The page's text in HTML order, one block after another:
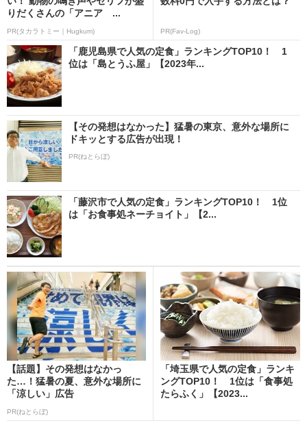
りだくさんの「アニア ...
PR(タカラトミー｜Hugkum) PR(Fav-Log)
「鹿児島県で人気の定食」ランキングTOP10！ 1
位は「島とうふ屋」【2023年...
【その発想はなかった】猛暑の東京、意外な場所に
ドキッとする広告が出現！
PR(ねとらぼ)
「藤沢市で人気の定食」ランキングTOP10！ 1位
は「お食事処ネーチョイト」【2...
【話題】その発想はなかっ
た…！猛暑の夏、意外な場所に
「涼しい」広告
PR(ねとらぼ)
「埼玉県で人気の定食」ランキ
ングTOP10！ 1位は「食事処
たらふく」【2023...